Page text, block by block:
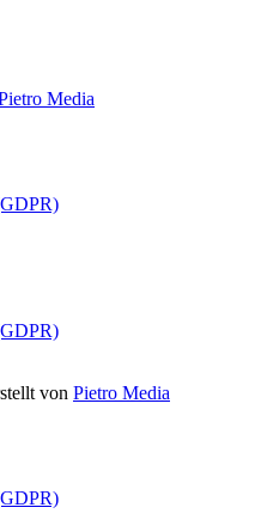
Media
von Pietro Media